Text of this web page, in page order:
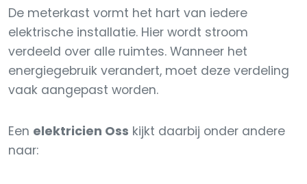
De meterkast vormt het hart van iedere
elektrische installatie. Hier wordt stroom
verdeeld over alle ruimtes. Wanneer het
energiegebruik verandert, moet deze verdeling
vaak aangepast worden.
Een elektricien Oss kijkt daarbij onder andere
naar: